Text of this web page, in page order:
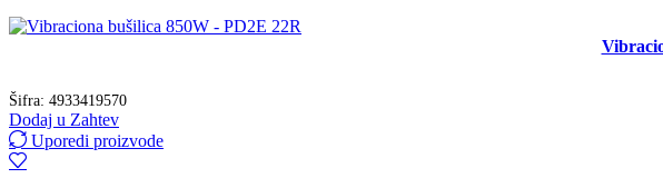
Šifra: 4933419570
Dodaj u Zahtev
Uporedi proizvode